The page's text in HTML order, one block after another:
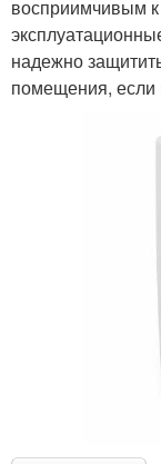
восприимчивым
надежно
помещения, если